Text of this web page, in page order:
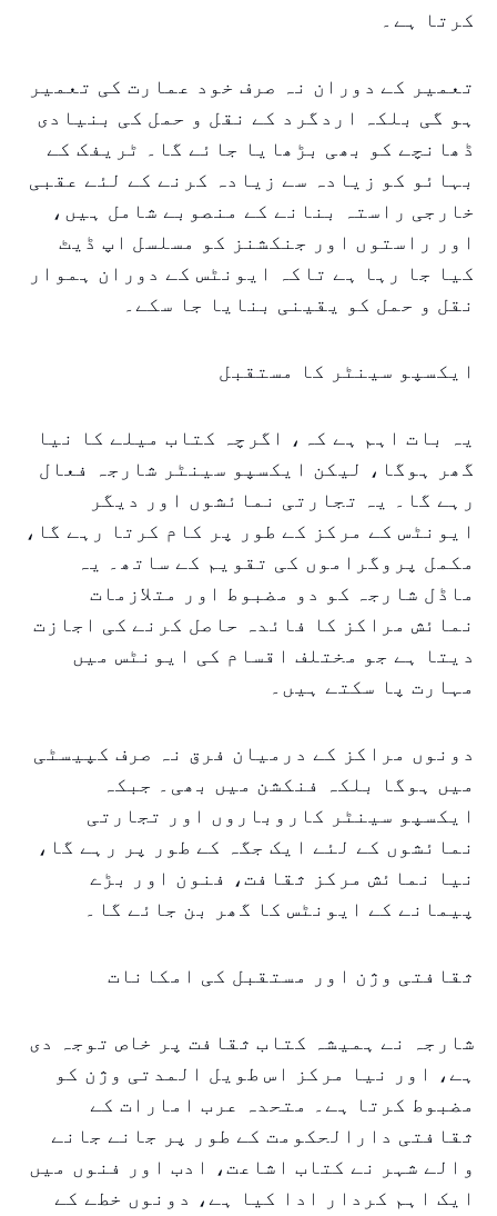
کرتا ہے۔
تعمیر کے دوران نہ صرف خود عمارت کی تعمیر
ہو گی بلکہ اردگرد کے نقل و حمل کی بنیادی
ڈھانچے کو بھی بڑھایا جائے گا۔ ٹریفک کے
بہائو کو زیادہ سے زیادہ کرنے کے لئے عقبی
خارجی راستہ بنانے کے منصوبے شامل ہیں،
اور راستوں اور جنکشنز کو مسلسل اپ ڈیٹ
کیا جا رہا ہے تاکہ ایونٹس کے دوران ہموار
نقل و حمل کو یقینی بنایا جا سکے۔
ایکسپو سینٹر کا مستقبل
یہ بات اہم ہے کہ، اگرچہ کتاب میلے کا نیا
گھر ہوگا، لیکن ایکسپو سینٹر شارجہ فعال
رہے گا۔ یہ تجارتی نمائشوں اور دیگر
ایونٹس کے مرکز کے طور پر کام کرتا رہے گا،
مکمل پروگراموں کی تقویم کے ساتھ۔ یہ
ماڈل شارجہ کو دو مضبوط اور متلازمات
نمائش مراکز کا فائدہ حاصل کرنے کی اجازت
دیتا ہے جو مختلف اقسام کی ایونٹس میں
مہارت پا سکتے ہیں۔
دونوں مراکز کے درمیان فرق نہ صرف کپیسٹی
میں ہوگا بلکہ فنکشن میں بھی۔ جبکہ
ایکسپو سینٹر کاروباروں اور تجارتی
نمائشوں کے لئے ایک جگہ کے طور پر رہے گا،
نیا نمائش مرکز ثقافت، فنون اور بڑے
پیمانے کے ایونٹس کا گھر بن جائے گا۔
ثقافتی وژن اور مستقبل کی امکانات
شارجہ نے ہمیشہ کتاب ثقافت پر خاص توجہ دی
ہے، اور نیا مرکز اس طویل المدتی وژن کو
مضبوط کرتا ہے۔ متحدہ عرب امارات کے
ثقافتی دارالحکومت کے طور پر جانے جانے
والے شہر نے کتاب اشاعت، ادب اور فنوں میں
ایک اہم کردار ادا کیا ہے، دونوں خطے کے